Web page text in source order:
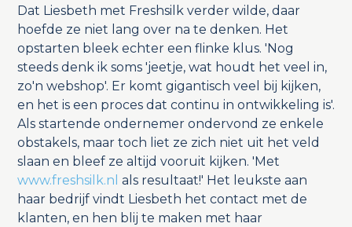
Dat Liesbeth met Freshsilk verder wilde, daar
hoefde ze niet lang over na te denken. Het
opstarten bleek echter een flinke klus. 'Nog
steeds denk ik soms 'jeetje, wat houdt het veel in,
zo'n webshop'. Er komt gigantisch veel bij kijken,
en het is een proces dat continu in ontwikkeling is'.
Als startende ondernemer ondervond ze enkele
obstakels, maar toch liet ze zich niet uit het veld
slaan en bleef ze altijd vooruit kijken. 'Met
www.freshsilk.nl als resultaat!' Het leukste aan
haar bedrijf vindt Liesbeth het contact met de
klanten, en hen blij te maken met haar